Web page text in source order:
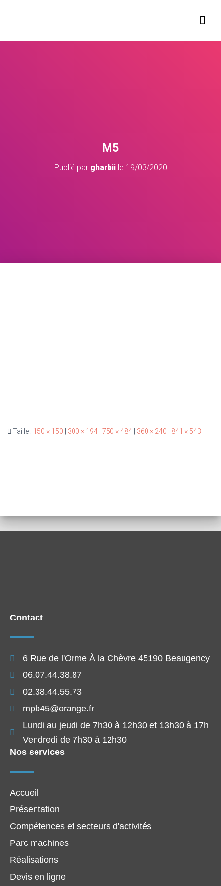
M5
Publié par gharbiile 19/03/2020
Taille : 150 × 150 300 × 194 750 × 484 360 × 240 841 × 543
Contact
6 Rue de l'Orme À la Chèvre 45190 Beaugency
06.07.44.38.87
02.38.44.55.73
mpb45@orange.fr
Lundi au jeudi de 7h30 à 12h30 et 13h30 à 17h
Vendredi de 7h30 à 12h30
Nos services
Accueil
Présentation
Compétences et secteurs d'activités
Parc machines
Réalisations
Devis en ligne